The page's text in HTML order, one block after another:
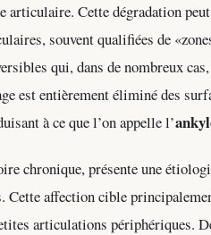
articulaire. Cette dégradation
souvent qualifiées de
qui, dans de nombreux
est entièrement éliminé des
à ce que l’on appelle l’
chronique, présente une
Cette affection cible
articulations périphériques.